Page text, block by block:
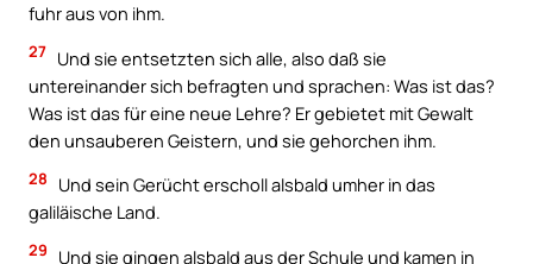
fuhr aus von ihm.
27 Und sie entsetzten sich alle, also daß sie
untereinander sich befragten und sprachen: Was ist das?
Was ist das für eine neue Lehre? Er gebietet mit Gewalt
den unsauberen Geistern, und sie gehorchen ihm.
28
Und sein Gerücht erscholl alsbald umher in das
galiläische Land.
29 Und sie gingen alsbald aus der Schule und kamen in